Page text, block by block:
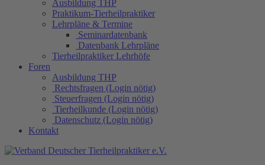
Ausbildung THP
Praktikum-Tierheilpraktiker
Lehrpläne & Termine
Seminardatenbank
Datenbank Lehrpläne
Tierheilpraktiker Lehrhöfe
Foren
Ausbildung THP
Rechtsfragen (Login nötig)
Steuerfragen (Login nötig)
Tierheilkunde (Login nötig)
Datenschutz (Login nötig)
Kontakt